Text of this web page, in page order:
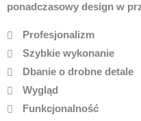
ponadczasowy design w
Profesjonalizm
Szybkie wykonanie
Dbanie o drobne detale
Wygląd
Funkcjonalność